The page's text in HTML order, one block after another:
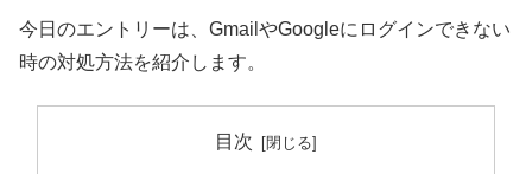
今日のエントリーは、GmailやGoogleにログインできない
時の対処方法を紹介します。
目次